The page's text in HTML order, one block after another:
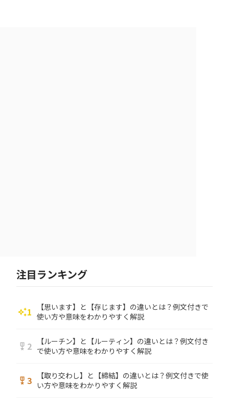
注目ランキング
auto_awesome1
【思います】と【存じます】の違いとは？例文付きで
使い方や意味をわかりやすく解説
military_tech 2
【ルーチン】と【ルーティン】の違いとは？例文付き
で使い方や意味をわかりやすく解説
military_tech 3
【取り交わし】と【締結】の違いとは？例文付きで使
い方や意味をわかりやすく解説